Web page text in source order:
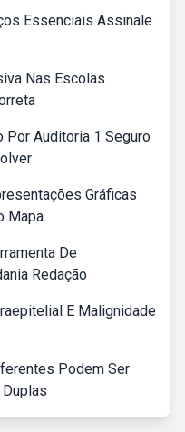
Essenciais Assinale
Nas Escolas
Por Auditoria 1 Seguro
Gráficas
Mapa
De
Redação
E Malignidade
Podem Ser